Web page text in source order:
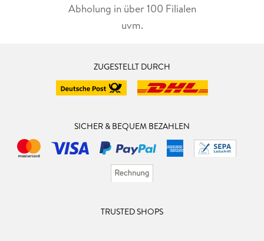
Abholung in über 100 Filialen
uvm.
ZUGESTELLT DURCH
SICHER & BEQUEM BEZAHLEN
TRUSTED SHOPS